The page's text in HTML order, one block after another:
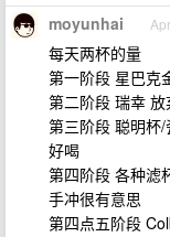
moyunhai
每天两杯的量
第一阶段 星巴克
第二阶段 瑞幸
第三阶段 聪明杯
好喝
第四阶段 各种滤
手冲很有意思
第四点五阶段